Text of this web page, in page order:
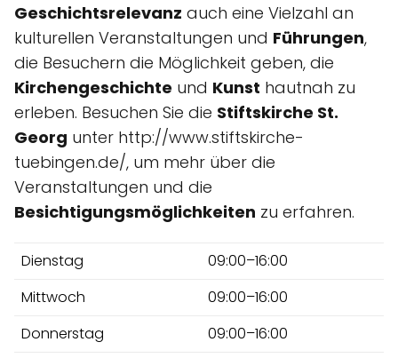
Geschichtsrelevanz auch eine Vielzahl an
kulturellen Veranstaltungen und Führungen,
die Besuchern die Möglichkeit geben, die
Kirchengeschichte und Kunst hautnah zu
erleben. Besuchen Sie die Stiftskirche St.
Georg unter http://www.stiftskirche-
tuebingen.de/, um mehr über die
Veranstaltungen und die
Besichtigungsmöglichkeiten zu erfahren.
Dienstag
09:00–16:00
Mittwoch
09:00–16:00
Donnerstag
09:00–16:00